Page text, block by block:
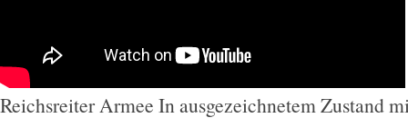
Reichsreiter Armee In ausgezeichnetem Zustand